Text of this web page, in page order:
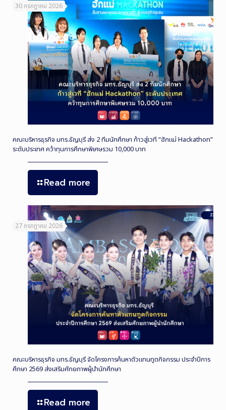
30 กรกฎาคม 2026
คณะบริหารธุรกิจ มทร.ธัญบุรี ส่ง 2 ทีมนักศึกษา ก้าวสู่เวที “ฮักแม่ Hackathon”
ระดับประเทศ คว้าทุนการศึกษาพิเศษรวม 10,000 บาท
Read more
27 กรกฎาคม 2026
คณะบริหารธุรกิจ มทร.ธัญบุรี จัดโครงการค้นหาตัวแทนทูตกิจกรรม ประจำปีการ
ศึกษา 2569 ส่งเสริมศักยภาพผู้นำนักศึกษา
Read more